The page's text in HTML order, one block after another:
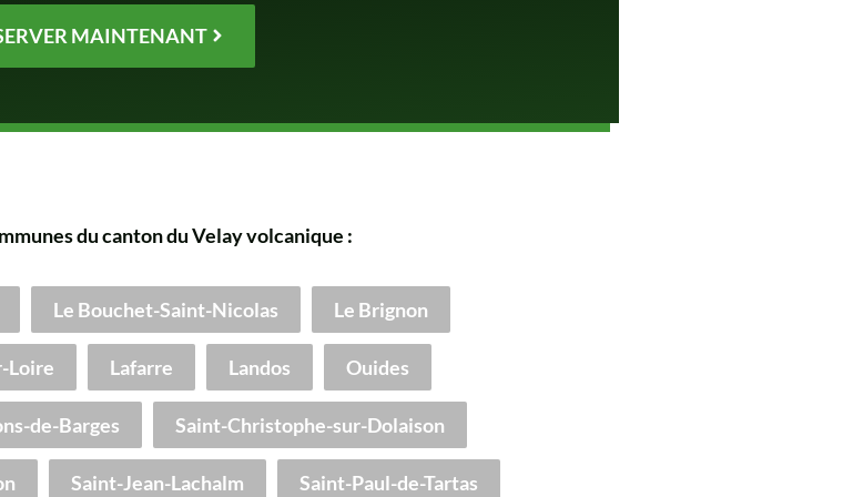
MAINTENANT
du canton du Velay volcanique :
Le Bouchet-Saint-Nicolas Le Brignon
Loire Lafarre Landos Ouides
de-Barges Saint-Christophe-sur-Dolaison
Saint-Jean-Lachalm Saint-Paul-de-Tartas